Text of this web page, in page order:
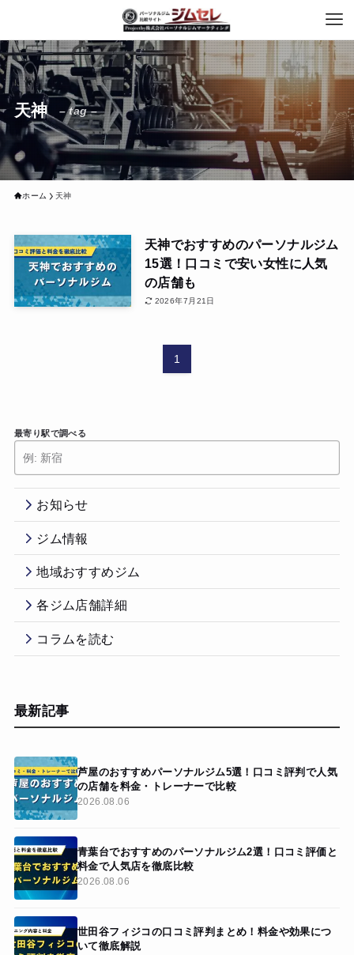
天神 – tag –
ホーム 天神
天神でおすすめのパーソナルジム
15選！口コミで安い女性に人気
の店舗も
2026年7月21日
1
最寄り駅で調べる
お知らせ
ジム情報
地域おすすめジム
各ジム店舗詳細
コラムを読む
最新記事
芦屋のおすすめパーソナルジム5選！口コミ評判で人気
の店舗を料金・トレーナーで比較
2026.08.06
青葉台でおすすめのパーソナルジム2選！口コミ評価と
料金で人気店を徹底比較
2026.08.06
世田谷フィジコの口コミ評判まとめ！料金や効果につ
いて徹底解説